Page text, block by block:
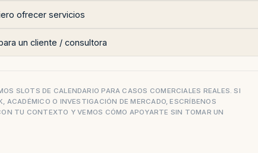
ofrecer servicios
un cliente / consultora
SLOTS DE CALENDARIO PARA CASOS COMERCIALES REALES. SI
ACADÉMICO O INVESTIGACIÓN DE MERCADO, ESCRÍBENOS
TU CONTEXTO Y VEMOS CÓMO APOYARTE SIN TOMAR UN